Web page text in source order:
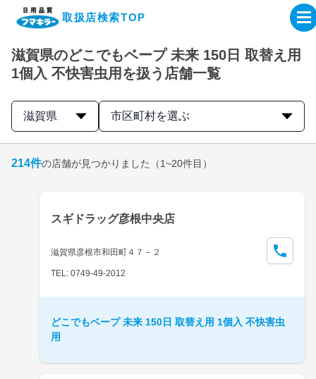
取扱店検索TOP
企業・IR情報サイト
製品情報サイト
取扱店検索はこちら
滋賀県のどこでもベープ 未来 150日 取替え用
1個入 不快害虫用を扱う店舗一覧
滋賀県 市区町村を選ぶ
214件の店舗が見つかりました （1~20件目）
スギドラッグ彦根中央店
滋賀県彦根市和田町４７－２
TEL: 0749-49-2012
どこでもベープ 未来 150日 取替え用 1個入 不快害虫
用